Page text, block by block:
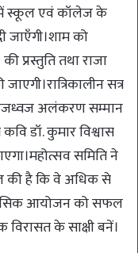
में स्कूल एवं कॉलेज के
जाएँगी।शाम को
प्रस्तुति तथा राजा
सत्र
अलंकरण सम्मान
डॉ. कुमार विश्वास
समिति ने
की है कि वे अधिक से
आयोजन को सफल
के साक्षी बनें।